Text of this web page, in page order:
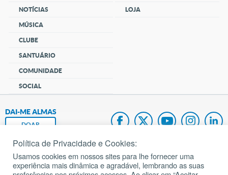
NOTÍCIAS
MÚSICA
CLUBE
SANTUÁRIO
COMUNIDADE
SOCIAL
LOJA
DAI-ME ALMAS
DOAR
Fundação João Paulo II
Pedido de Oração
Política de Privacidade e Cookies:
Usamos cookies em nossos sites para lhe fornecer uma
experiência mais dinâmica e agradável, lembrando as suas